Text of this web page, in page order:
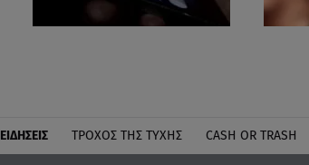
ΕΙΔΉΣΕΙΣ ΤΡΟΧΌΣ ΤΗΣ ΤΎΧΗΣ CASH OR TRASH